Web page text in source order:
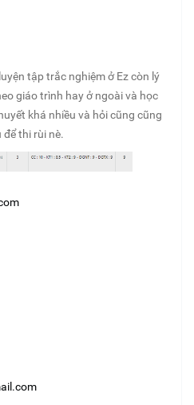
tập trắc nghiệm ở Ez còn lý
giáo trình hay ở ngoài và học
khá nhiều và hỏi cũng cũng
để thi rùi nè.